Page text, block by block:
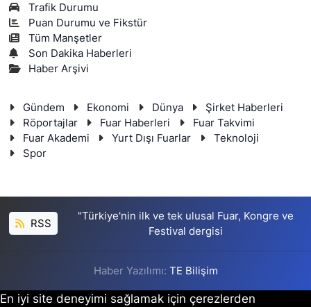
Trafik Durumu
Puan Durumu ve Fikstür
Tüm Manşetler
Son Dakika Haberleri
Haber Arşivi
Gündem Ekonomi Dünya
Şirket Haberleri
Röportajlar
Fuar Haberleri
Fuar Takvimi
Fuar Akademi
Yurt Dışı Fuarlar
Teknoloji
Spor
RSS
"Türkiye'nin ilk ve tek ulusal Fuar, Kongre ve
Festival dergisi
Haber Yazılımı: TE Bilişim
En iyi site deneyimi sağlamak için çerezlerden